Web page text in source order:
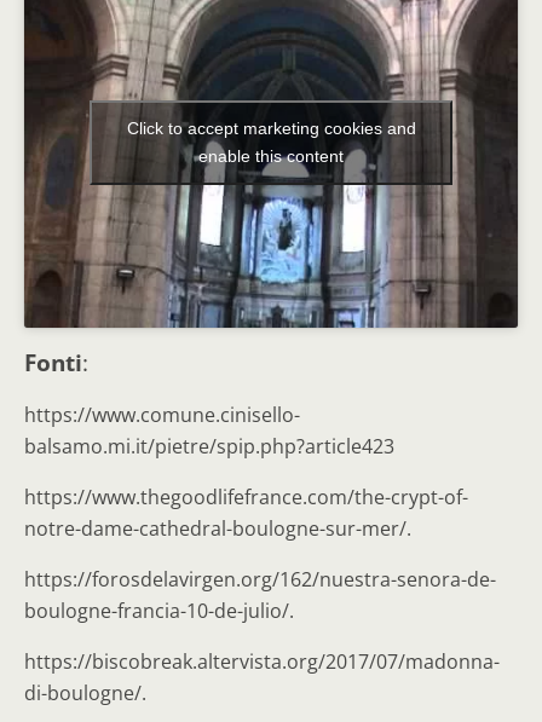
Click to accept marketing cookies and
enable this content
Fonti:
https://www.comune.cinisello-
balsamo.mi.it/pietre/spip.php?article423
https://www.thegoodlifefrance.com/the-crypt-of-
notre-dame-cathedral-boulogne-sur-mer/.
https://forosdelavirgen.org/162/nuestra-senora-de-
boulogne-francia-10-de-julio/.
https://biscobreak.altervista.org/2017/07/madonna-
di-boulogne/.